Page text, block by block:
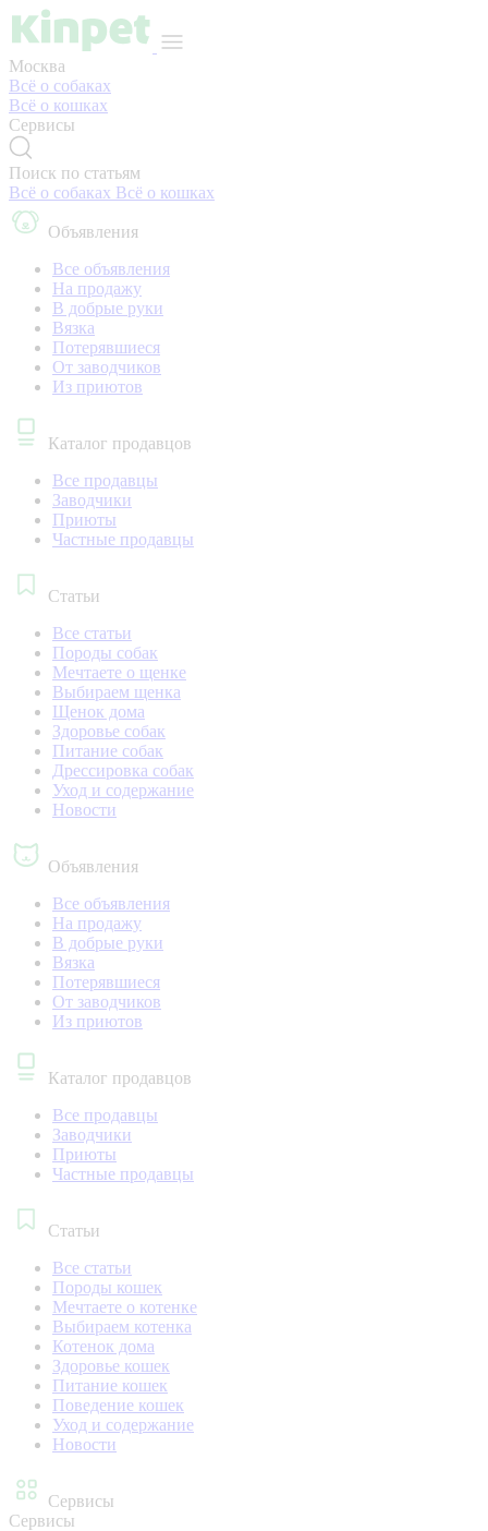
Москва
Всё о собаках
Всё о кошках
Сервисы
Поиск по статьям
Всё о собаках Всё о кошках
Объявления
Все объявления
На продажу
В добрые руки
Вязка
Потерявшиеся
От заводчиков
Из приютов
Каталог продавцов
Все продавцы
Заводчики
Приюты
Частные продавцы
Статьи
Все статьи
Породы собак
Мечтаете о щенке
Выбираем щенка
Щенок дома
Здоровье собак
Питание собак
Дрессировка собак
Уход и содержание
Новости
Объявления
Все объявления
На продажу
В добрые руки
Вязка
Потерявшиеся
От заводчиков
Из приютов
Каталог продавцов
Все продавцы
Заводчики
Приюты
Частные продавцы
Статьи
Все статьи
Породы кошек
Мечтаете о котенке
Выбираем котенка
Котенок дома
Здоровье кошек
Питание кошек
Поведение кошек
Уход и содержание
Новости
Сервисы
Сервисы